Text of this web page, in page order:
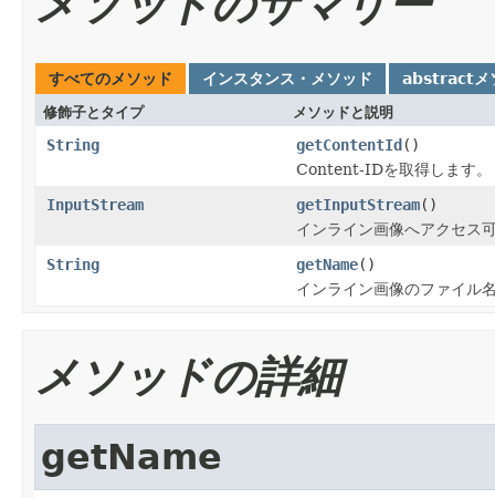
すべてのメソッド インスタンス・メソッド abstractメ
修飾子とタイプ メソッドと説明
String getContentId()
Content-IDを取得します。
InputStream
getInputStream()
インライン画像へアクセス
String
getName()
インライン画像のファイル
メソッドの詳細
getName